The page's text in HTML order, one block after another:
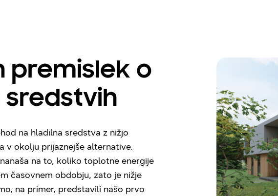
premislek o
sredstvih
na hladilna sredstva z nižjo
v okolju prijaznejše alternative.
na to, koliko toplotne energije
časovnem obdobju, zato je nižje
na primer, predstavili našo prvo